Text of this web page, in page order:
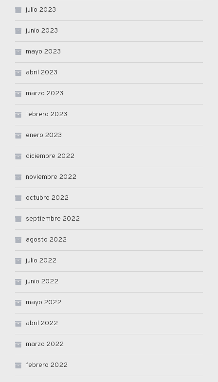
julio 2023
junio 2023
mayo 2023
abril 2023
marzo 2023
febrero 2023
enero 2023
diciembre 2022
noviembre 2022
octubre 2022
septiembre 2022
agosto 2022
julio 2022
junio 2022
mayo 2022
abril 2022
marzo 2022
febrero 2022